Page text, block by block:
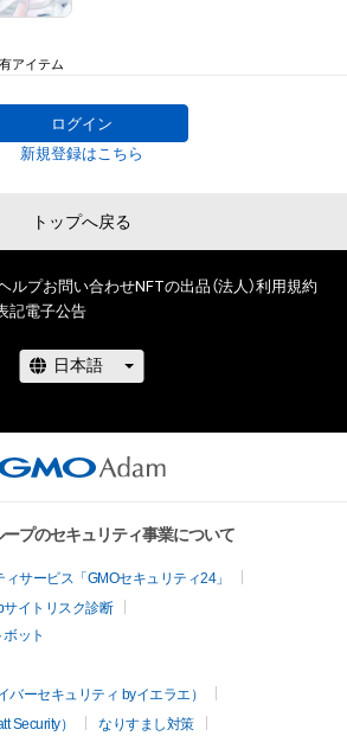
# 23/100
アイテム
ログイン
新規登録はこちら
トップへ戻る
ルプお問い合わせNFTの出品（法人）利用規約
記電子公告
プのセキュリティ事業について
サービス「GMOセキュリティ24」
サイトリスク診断
ット
ーセキュリティ byイエラエ）
Security）
なりすまし対策